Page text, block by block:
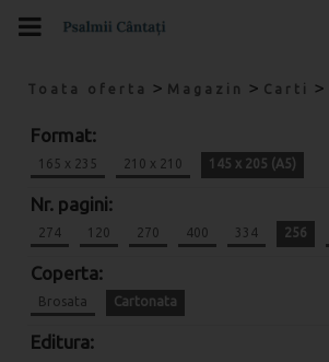
Toata oferta > Magazin > Carti >
Format:
165 x 235 210 x 210 145 x 205 (A5)
Nr. pagini:
274 120 270 400 334 256
Coperta:
Brosata Cartonata
Editura: